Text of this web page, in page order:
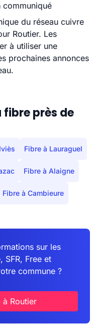
communiqué
du réseau cuivre
Routier. Les
à utiliser une
prochaines annonces
fibre près de
Fibre à Lauraguel
Fibre à Alaigne
Fibre à Cambieure
sur les
SFR, Free et
commune ?
à Routier